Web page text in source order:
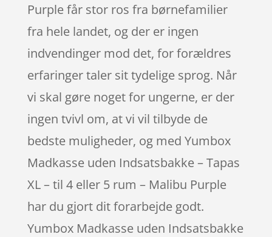
Purple får stor ros fra børnefamilier
fra hele landet, og der er ingen
indvendinger mod det, for forældres
erfaringer taler sit tydelige sprog. Når
vi skal gøre noget for ungerne, er der
ingen tvivl om, at vi vil tilbyde de
bedste muligheder, og med Yumbox
Madkasse uden Indsatsbakke – Tapas
XL – til 4 eller 5 rum – Malibu Purple
har du gjort dit forarbejde godt.
Yumbox Madkasse uden Indsatsbakke